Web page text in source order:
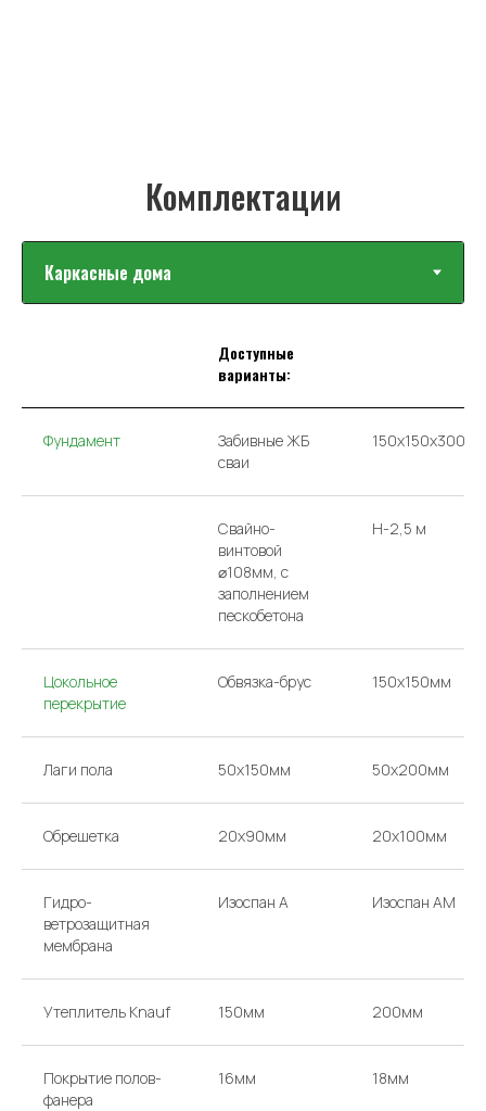
Доступные
варианты:
Фундамент
Забивные ЖБ
сваи
150х150х3000
Свайно-
винтовой
⌀108мм, с
заполнением
пескобетона
H-2,5 м
Цокольное
перекрытие
Обвязка-брус 150x150мм
Лаги пола 50х150мм 50х200мм
Обрешетка 20х90мм 20х100мм
Гидро-
ветрозащитная
мембрана
Изоспан А Изоспан AM
Утеплитель Knauf 150мм 200мм
Покрытие полов-
фанера
16мм 18мм